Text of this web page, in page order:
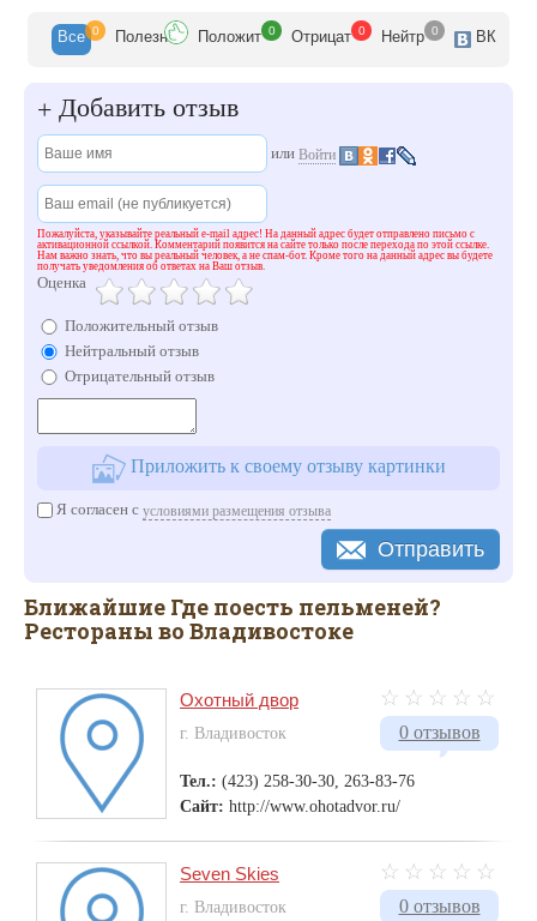
Все 0 Полезн Положит 0 Отрицат 0 Нейтр 0 ВК
+ Добавить отзыв
или Войти
Пожалуйста, указывайте реальный e-mail адрес! На данный адрес будет отправлено письмо с
активационной ссылкой. Комментарий появится на сайте только после перехода по этой ссылке.
Нам важно знать, что вы реальный человек, а не спам-бот. Кроме того на данный адрес вы будете
получать уведомления об ответах на Ваш отзыв.
Оценка
Положительный отзыв
Нейтральный отзыв
Отрицательный отзыв
Приложить к своему отзыву картинки
Я согласен с условиями размещения отзыва
Отправить
Ближайшие Где поесть пельменей?
Рестораны во Владивостоке
0 отзывов
Охотный двор
г. Владивосток
Тел.: (423) 258-30-30, 263-83-76
Сайт: http://www.ohotadvor.ru/
0 отзывов
Seven Skies
г. Владивосток